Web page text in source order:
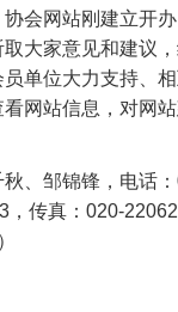
网站刚建立开办
大家意见和建议
单位大力支持、
网站信息，对网
、邹锦锋，电话：
传真：020-